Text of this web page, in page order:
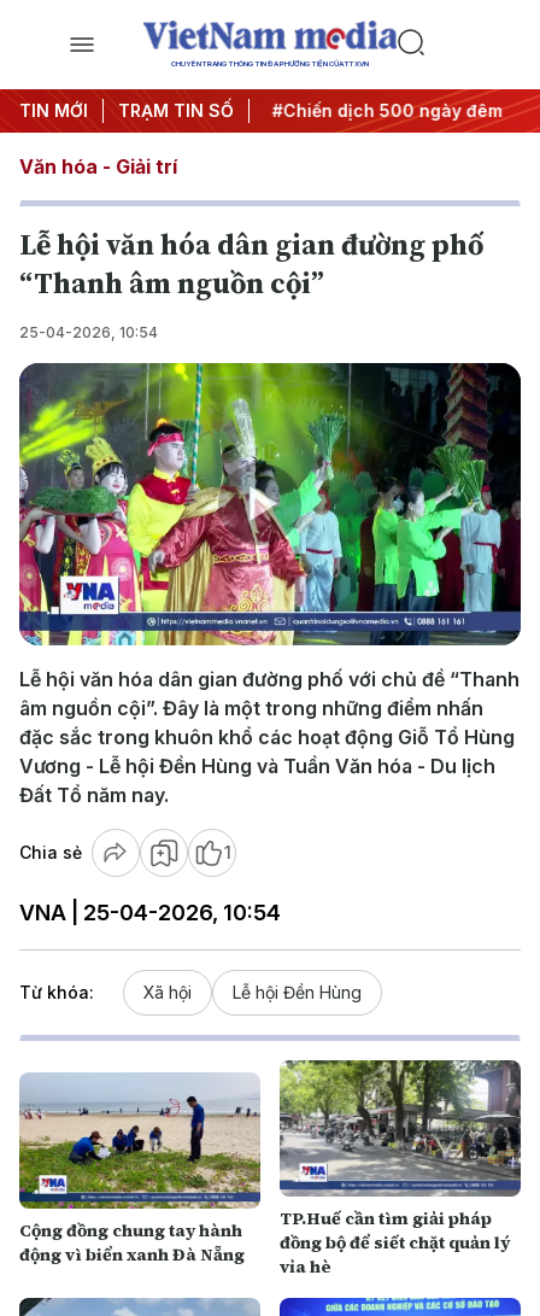
CHUYÊN TRANG THÔNG TIN ĐA PHƯƠNG TIỆN CỦA TTXVN
TIN MỚI TRẠM TIN SỐ
quyết thành hành động #Chiến dịch 500 ngày đêm
Văn hóa - Giải trí
Lễ hội văn hóa dân gian đường phố
“Thanh âm nguồn cội”
25-04-2026, 10:54
Play
Video
Lễ hội văn hóa dân gian đường phố với chủ đề “Thanh
âm nguồn cội”. Đây là một trong những điểm nhấn
đặc sắc trong khuôn khổ các hoạt động Giỗ Tổ Hùng
Vương - Lễ hội Đền Hùng và Tuần Văn hóa - Du lịch
Đất Tổ năm nay.
Chia sẻ 1
VNA | 25-04-2026, 10:54
Từ khóa: Xã hội Lễ hội Đền Hùng
Cộng đồng chung tay hành
động vì biển xanh Đà Nẵng
TP.Huế cần tìm giải pháp
đồng bộ để siết chặt quản lý
vỉa hè